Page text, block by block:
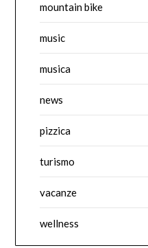
mountain bike
music
musica
news
pizzica
turismo
vacanze
wellness